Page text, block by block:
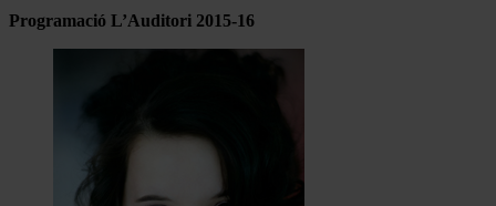
Programació L’Auditori 2015-16